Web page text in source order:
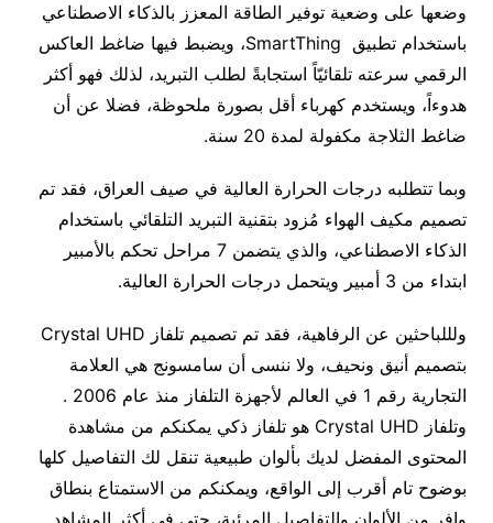
وضعها على وضعية توفير الطاقة المعزز بالذكاء الاصطناعي
باستخدام تطبيق SmartThing، ويضبط فيها ضاغط العاكس
الرقمي سرعته تلقائيّاً استجابةً لطلب التبريد، لذلك فهو أكثر
هدوءاً، ويستخدم كهرباء أقل بصورة ملحوظة، فضلا عن أن
ضاغط الثلاجة مكفولة لمدة 20 سنة.
وبما تتطلبه درجات الحرارة العالية في صيف العراق، فقد تم
تصميم مكيف الهواء مُزود بتقنية التبريد التلقائي باستخدام
الذكاء الاصطناعي، والذي يتضمن 7 مراحل تحكم بالأمبير
ابتداء من 3 أمبير ويتحمل درجات الحرارة العالية.
ولللباحثين عن الرفاهية، فقد تم تصميم تلفاز Crystal UHD
بتصميم أنيق ونحيف، ولا ننسى أن سامسونج هي العلامة
التجارية رقم 1 في العالم لأجهزة التلفاز منذ عام 2006 .
وتلفاز Crystal UHD هو تلفاز ذكي يمكنكم من مشاهدة
المحتوى المفضل لديك بألوان طبيعية تنقل لك التفاصيل كلها
بوضوح تام أقرب إلى الواقع، ويمكنكم من الاستمتاع بنطاق